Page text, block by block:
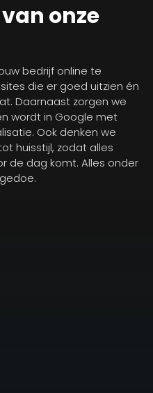
onze
bedrijf online te
die er goed uitzien én
Daarnaast zorgen we
wordt in Google met
Ook denken we
huisstijl, zodat alles
de dag komt. Alles onder